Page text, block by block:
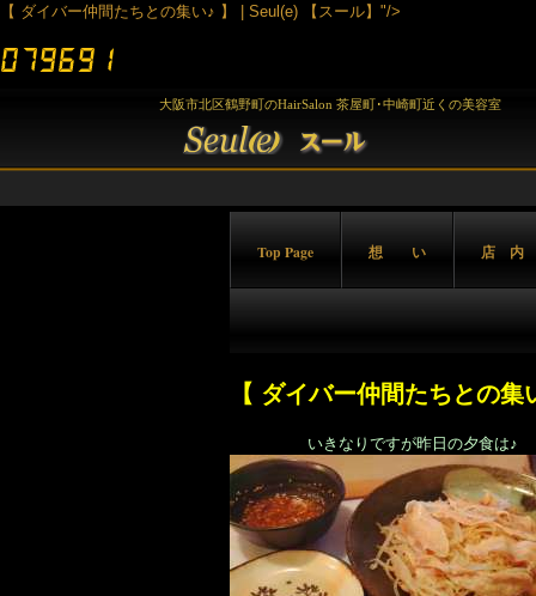
【 ダイバー仲間たちとの集い♪ 】 | Seul(e) 【スール】"/>
大阪市北区鶴野町のHairSalon 茶屋町･中崎町近くの美容室
Top Page 想 い 店
【 ダイバー仲間たちとの集
いきなりですが昨日の夕食は♪